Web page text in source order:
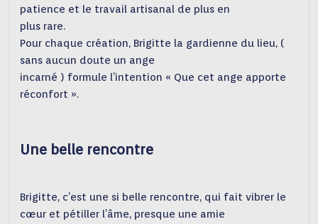
patience et le travail artisanal de plus en
plus rare.
Pour chaque création, Brigitte la gardienne du lieu, (
sans aucun doute un ange
incarné ) formule l’intention « Que cet ange apporte
réconfort ».
Une belle rencontre
Brigitte, c’est une si belle rencontre, qui fait vibrer le
cœur et pétiller l’âme, presque une amie